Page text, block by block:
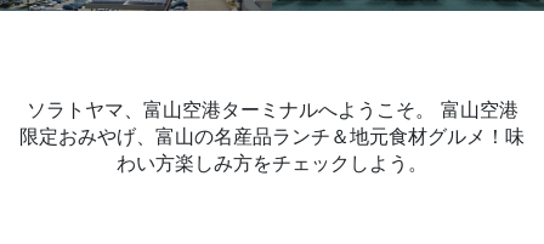
ソラトヤマ、富山空港ターミナルへようこそ。
富山空港
限定おみやげ、富山の名産品ランチ＆地元食材グルメ！味
わい方楽しみ方をチェックしよう。